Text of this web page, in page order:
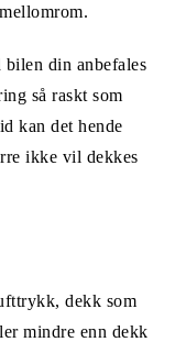
din anbefales
så raskt som
kan det hende
ikke vil dekkes
dekk som
mindre enn dekk